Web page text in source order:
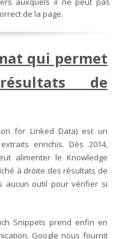
de la page.
qui permet
de
for Linked Data) est un
enrichis. Dès 2014,
alimenter le Knowledge
à droite des résultats de
aucun outil pour vérifier si
Snippets prend enfin en
Google nous fournit